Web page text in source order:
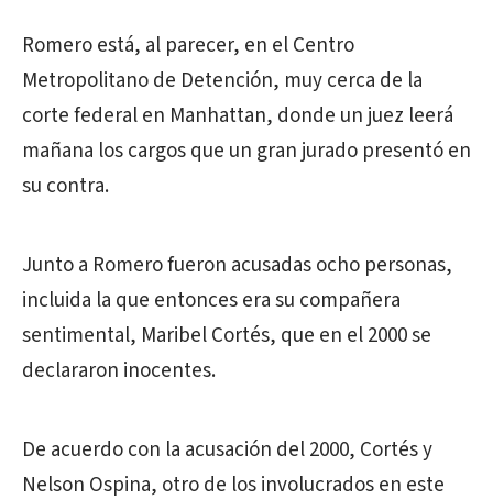
Romero está, al parecer, en el Centro
Metropolitano de Detención, muy cerca de la
corte federal en Manhattan, donde un juez leerá
mañana los cargos que un gran jurado presentó en
su contra.
Junto a Romero fueron acusadas ocho personas,
incluida la que entonces era su compañera
sentimental, Maribel Cortés, que en el 2000 se
declararon inocentes.
De acuerdo con la acusación del 2000, Cortés y
Nelson Ospina, otro de los involucrados en este